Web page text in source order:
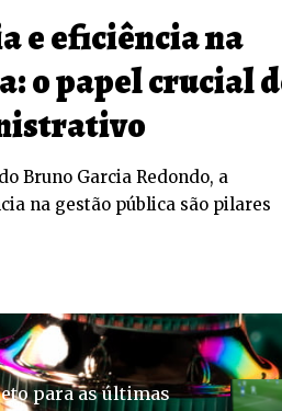
e eficiência na
o papel crucial
Bruno Garcia Redondo, a
na gestão pública são pilares
para as últimas